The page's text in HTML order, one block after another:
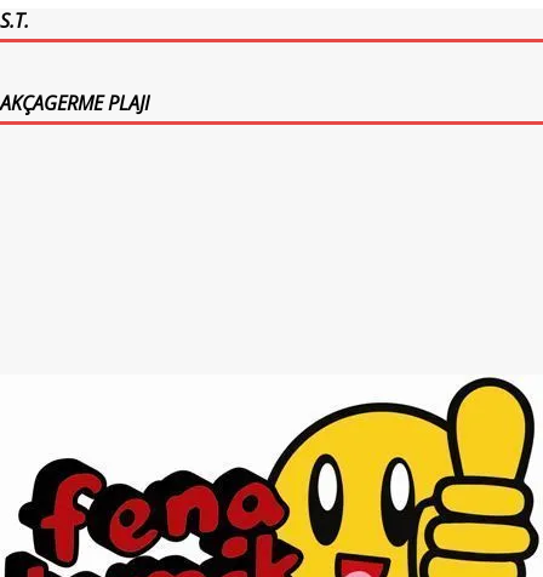
S.T.
AKÇAGERME PLAJI